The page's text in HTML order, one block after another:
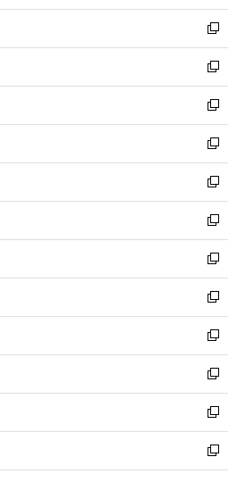
開
く
ウ
で
開
く
ン
ド
ウ
で
開
く
新
し
い
ウ
ィ
ン
ド
ウ
で
開
く
新
し
い
ウ
ィ
ン
ド
ウ
で
開
く
新
し
い
ウ
ィ
ン
ド
ウ
で
開
く
新
し
い
ウ
ィ
ン
ド
ウ
で
開
く
新
し
い
ウ
ィ
ン
ド
ウ
で
開
く
新
し
い
ウ
ィ
ン
ド
ウ
で
開
く
新
し
い
ウ
ィ
ン
ド
ウ
で
開
く
新
し
い
ウ
ィ
ン
ド
ウ
で
開
新
し
い
ウ
ィ
ン
ド
ウ
新
し
い
ウ
ィ
ン
新
し
い
ウ
新
し